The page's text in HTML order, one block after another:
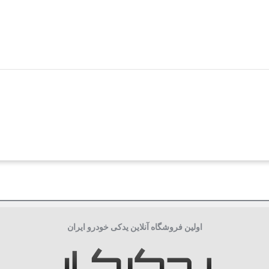
اولین فروشگاه آنلاین یدکی خودرو ایران